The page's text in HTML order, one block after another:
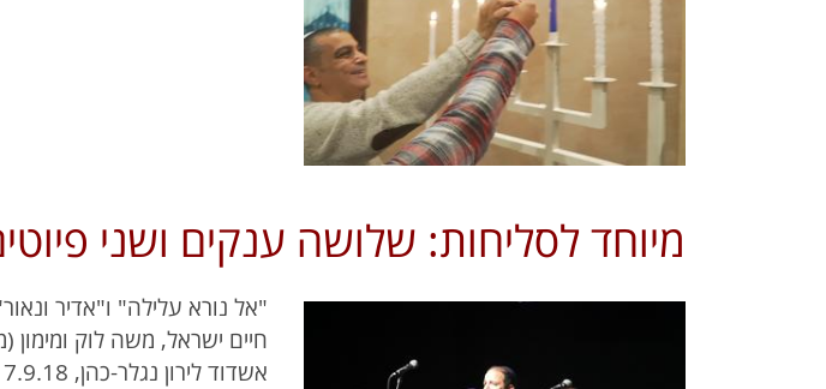
מיוחד לסליחות: שלושה ענקים ושני
"אל נורא עלילה" ו"אדיר
חיים ישראל, משה לוק
אשדוד לירון נגלר-כהן, y-net, 17.9.18).